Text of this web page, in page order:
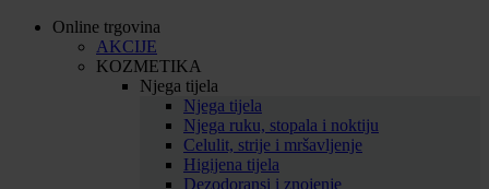
Online trgovina
AKCIJE
KOZMETIKA
Njega tijela
Njega tijela
Njega ruku, stopala i noktiju
Celulit, strije i mršavljenje
Higijena tijela
Dezodoransi i znojenje